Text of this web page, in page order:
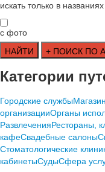
искать только в названиях
с фото
Категории
Городские службы
организацииОрганы
РазвлеченияРестораны,
кафеСвадебные салоны
Стоматологические
кабинетыСудыСфера